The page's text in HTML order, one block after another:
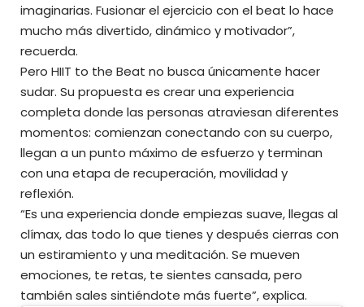
imaginarias. Fusionar el ejercicio con el beat lo hace
mucho más divertido, dinámico y motivador”,
recuerda.
Pero HIIT to the Beat no busca únicamente hacer
sudar. Su propuesta es crear una experiencia
completa donde las personas atraviesan diferentes
momentos: comienzan conectando con su cuerpo,
llegan a un punto máximo de esfuerzo y terminan
con una etapa de recuperación, movilidad y
reflexión.
“Es una experiencia donde empiezas suave, llegas al
clímax, das todo lo que tienes y después cierras con
un estiramiento y una meditación. Se mueven
emociones, te retas, te sientes cansada, pero
también sales sintiéndote más fuerte”, explica.